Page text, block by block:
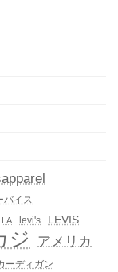
バイス
LA levi's
LEVIS
ジ アメリカ
ーディガン